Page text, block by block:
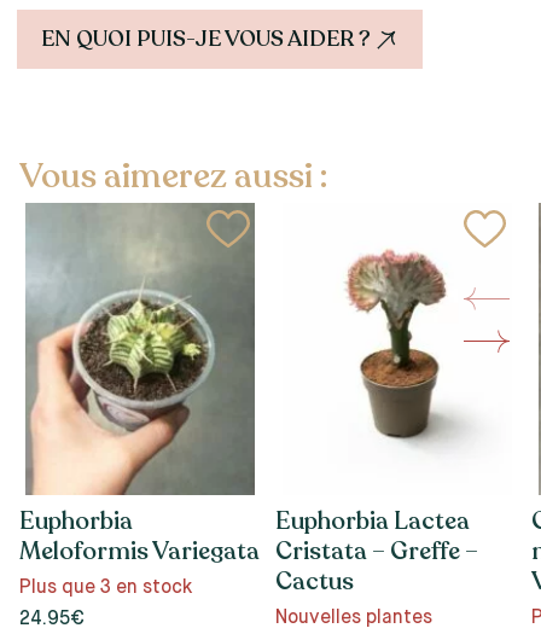
EN QUOI PUIS-JE VOUS AIDER ?
Vous aimerez aussi :
Euphorbia
Meloformis Variegata
24.95€
Plus que 3 en stock
Euphorbia Lactea
Cristata – Greffe –
Cactus
Nouvelles plantes